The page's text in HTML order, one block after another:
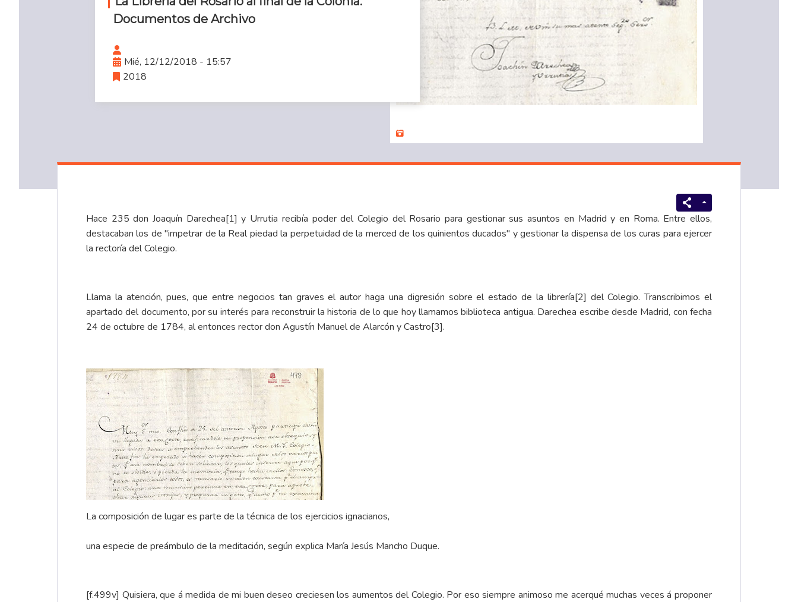
Documentos de Archivo
Mié, 12/12/2018 - 15:57
2018
Hace 235 don Joaquín Darechea[1] y Urrutia recibía poder del Colegio del Rosario para gestionar sus asuntos en Madrid y en Roma. Entre ellos,
destacaban los de "impetrar de la Real piedad la perpetuidad de la merced de los quinientos ducados" y gestionar la dispensa de los curas para ejercer
la rectoría del Colegio.
Llama la atención, pues, que entre negocios tan graves el autor haga una digresión sobre el estado de la librería[2] del Colegio. Transcribimos el
apartado del documento, por su interés para reconstruir la historia de lo que hoy llamamos biblioteca antigua. Darechea escribe desde Madrid, con fecha
24 de octubre de 1784, al entonces rectordon Agustín Manuel de Alarcón y Castro[3].
La composición de lugar es parte de la técnica de los ejercicios ignacianos,
una especie de preámbulo de la meditación, según explica María Jesús Mancho Duque.
[f.499v] Quisiera, que á medida de mi buen deseo creciesen los aumentos del Colegio. Por eso siempre animoso me acerqué muchas veces á proponer